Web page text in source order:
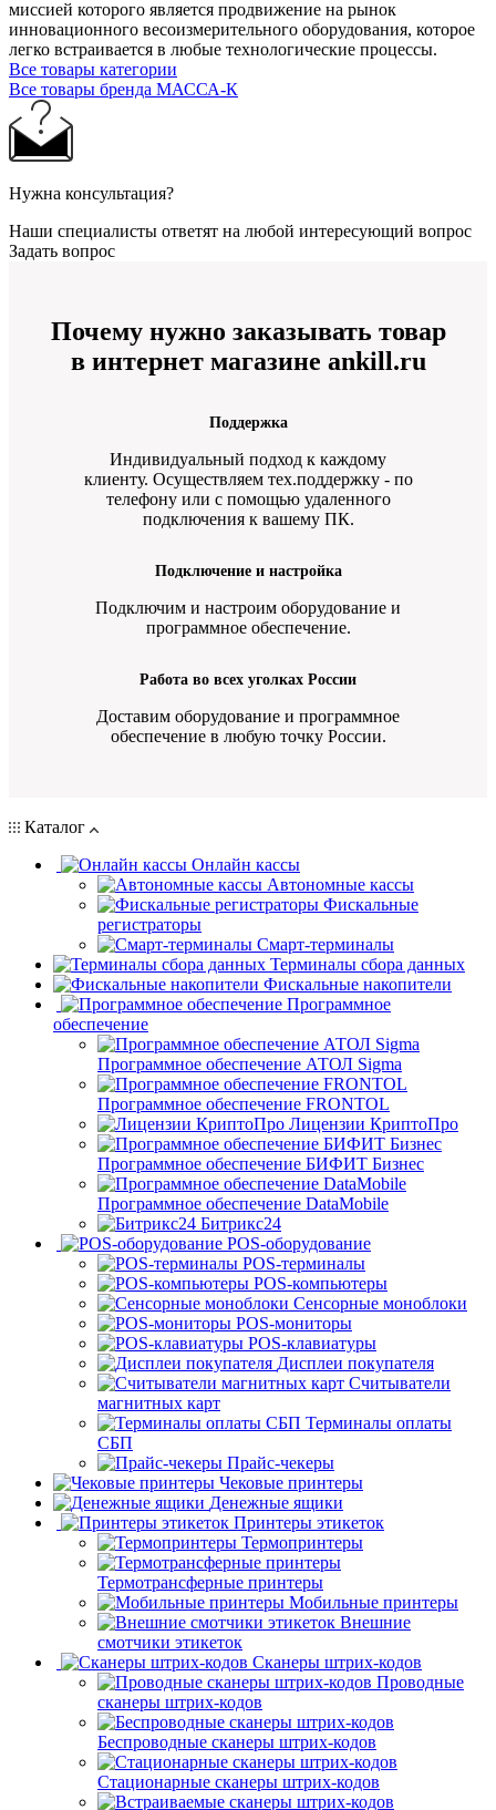
миссией которого является продвижение на рынок
инновационного весоизмерительного оборудования, которое
легко встраивается в любые технологические процессы.
Все товары категории
Все товары бренда МАССА-К
Нужна консультация?
Наши специалисты ответят на любой интересующий вопрос
Задать вопрос
Почему нужно заказывать товар
в интернет магазине ankill.ru
Поддержка
Индивидуальный подход к каждому
клиенту. Осуществляем тех.поддержку - по
телефону или с помощью удаленного
подключения к вашему ПК.
Подключение и настройка
Подключим и настроим оборудование и
программное обеспечение.
Работа во всех уголках России
Доставим оборудование и программное
обеспечение в любую точку России.
Каталог
Онлайн кассы
Автономные кассы
Фискальные
регистраторы
Смарт-терминалы
Терминалы сбора данных
Фискальные накопители
Программное
обеспечение
Программное обеспечение АТОЛ Sigma
Программное обеспечение FRONTOL
Лицензии КриптоПро
Программное обеспечение БИФИТ Бизнес
Программное обеспечение DataMobile
Битрикс24
POS-оборудование
POS-терминалы
POS-компьютеры
Сенсорные моноблоки
POS-мониторы
POS-клавиатуры
Дисплеи покупателя
Считыватели
магнитных карт
Терминалы оплаты
СБП
Прайс-чекеры
Чековые принтеры
Денежные ящики
Принтеры этикеток
Термопринтеры
Термотрансферные принтеры
Мобильные принтеры
Внешние
смотчики этикеток
Сканеры штрих-кодов
Проводные
сканеры штрих-кодов
Беспроводные сканеры штрих-кодов
Стационарные сканеры штрих-кодов